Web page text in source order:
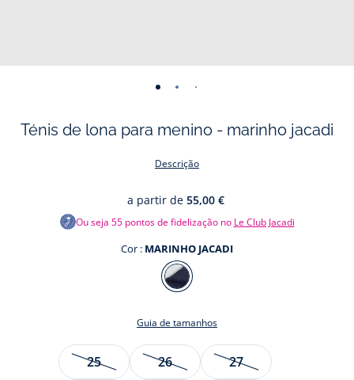
-
01 02 03 04 05 06
Ténis de lona para menino - marinho jacadi
Descrição
a partir de 55,00 €
Ou seja 55pontos de fidelização no Le Club Jacadi
Cor : MARINHO JACADI
Cor
MARINHO
Guia de tamanhos
Tamanho
25 26
27